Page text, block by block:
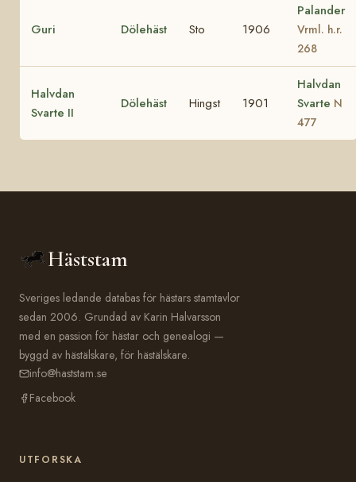
Guri Dölehäst Sto 1906
Palander
Vrml. h.r.
268
Halvdan
Svarte II
Dölehäst Hingst 1901
Halvdan
Svarte N
477
Häststam
Sveriges ledande databas för hästars stamtavlor
sedan 2006. Grundad av Karin Halvarsson
med en passion för hästar och genealogi —
byggd av hästälskare, för hästälskare.
info@haststam.se
Facebook
UTFORSKA